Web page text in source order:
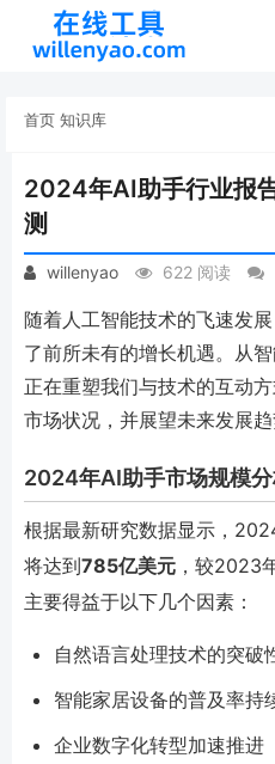
首页 知识库
2024年AI助手行业报
测
willenyao 622 阅读
随着人工智能技术的飞速发
了前所未有的增长机遇。从
正在重塑我们与技术的互动
市场状况，并展望未来发展趋
2024年AI助手市场规模
根据最新研究数据显示，
将达到785亿美元 ，较2023
主要得益于以下几个因素：
自然语言处理技术的突破
智能家居设备的普及率持
企业数字化转型加速推进